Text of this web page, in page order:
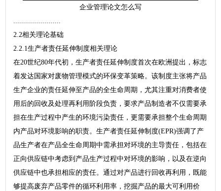
企业管理论文怎么写
........................
2.2相关理论基础
2.2.1生产者责任延伸制度相关理论
在20世纪80年代初，生产者责任延伸制度首次在欧洲提出，标志
着发达国家对废物管理模式的环保变革策略。该制度主张将产品
生产企业的责任延伸至产品的全生命周期，尤其注重对消费者使
用后的回收及处理再利用阶段负责，要求产品制造者不仅需要承
担在生产过程中产生的环境污染责任，更需要承担整个生命周期
内产品对环境影响的职责。生产者责任延伸制度(EPR)强调了产
品生产者在产品全生命周期中需承担对环境的主导责任，包括在
正向供应链中考虑到产品生产过程中对环境的影响，以及在逆向
供应链中也承担相应的责任。通过对产品进行回收再利用，既能
够提高废弃产品零件的循环利用率，挖掘产品的最大可利用价